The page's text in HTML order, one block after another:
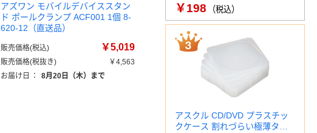
アズワン モバイルデバイススタン
ド ポールクランプ ACF001 1個 8-
620-12（直送品）
販売価格(税込) ￥5,019
販売価格(税抜き)
￥4,563
お届け日
： 8月20日（木）まで
￥198 （税込）
アスクル CD/DVD プラスチッ
クケース 割れづらい極薄タ…